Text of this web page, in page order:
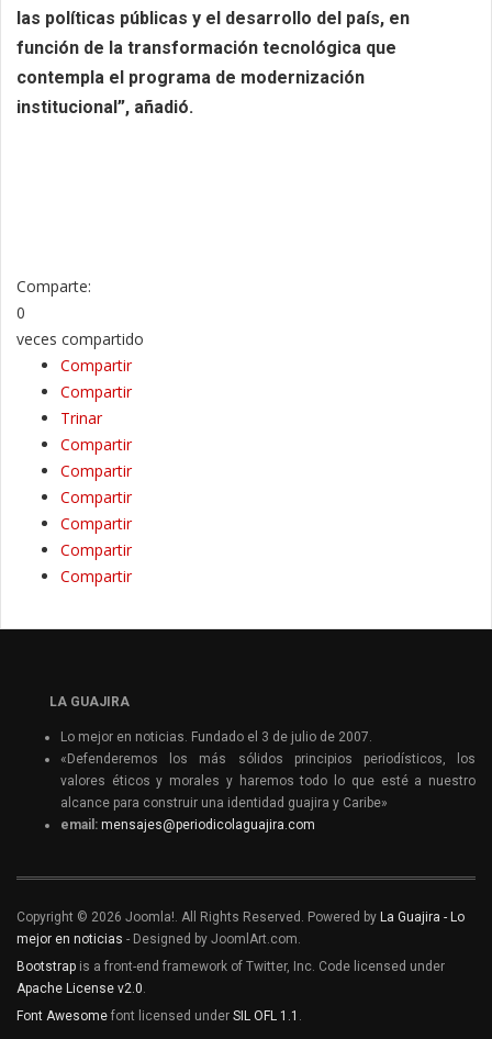
las políticas públicas y el desarrollo del país, en
función de la transformación tecnológica que
contempla el programa de modernización
institucional”, añadió.
Comparte:
0
veces compartido
Compartir
Compartir
Trinar
Compartir
Compartir
Compartir
Compartir
Compartir
Compartir
LA GUAJIRA
Lo mejor en noticias. Fundado el 3 de julio de 2007.
«Defenderemos los más sólidos principios periodísticos, los
valores éticos y morales y haremos todo lo que esté a nuestro
alcance para construir una identidad guajira y Caribe»
email: mensajes@periodicolaguajira.com
Copyright © 2026 Joomla!. All Rights Reserved. Powered by La Guajira - Lo
mejor en noticias - Designed by JoomlArt.com.
Bootstrap is a front-end framework of Twitter, Inc. Code licensed under
Apache License v2.0
Font Awesome font licensed under SIL OFL 1.1